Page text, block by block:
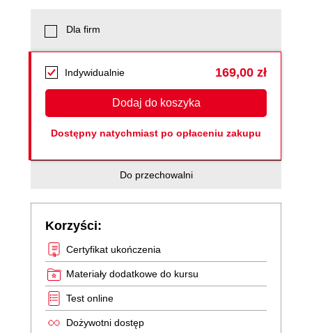
Dla firm
Indywidualnie 169,00 zł
Dodaj do koszyka
Dostępny natychmiast po opłaceniu zakupu
Do przechowalni
Korzyści:
Certyfikat ukończenia
Materiały dodatkowe do kursu
Test online
Dożywotni dostęp